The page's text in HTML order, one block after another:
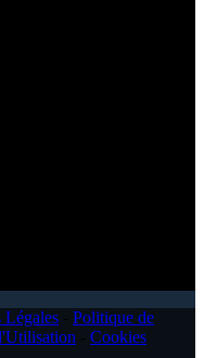
Légales
Politique de
Cookies